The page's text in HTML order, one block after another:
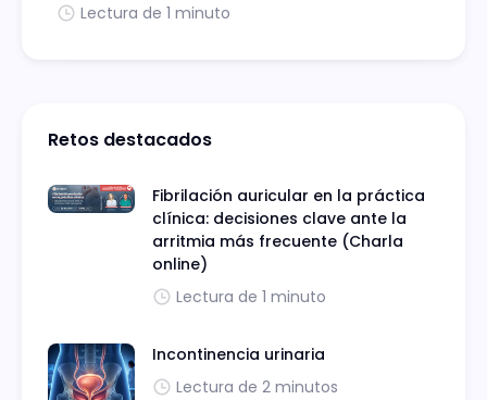
Lectura de 1 minuto
Retos destacados
Fibrilación auricular en la práctica
clínica: decisiones clave ante la
arritmia más frecuente (Charla
online)
Lectura de 1 minuto
Incontinencia urinaria
Lectura de 2 minutos